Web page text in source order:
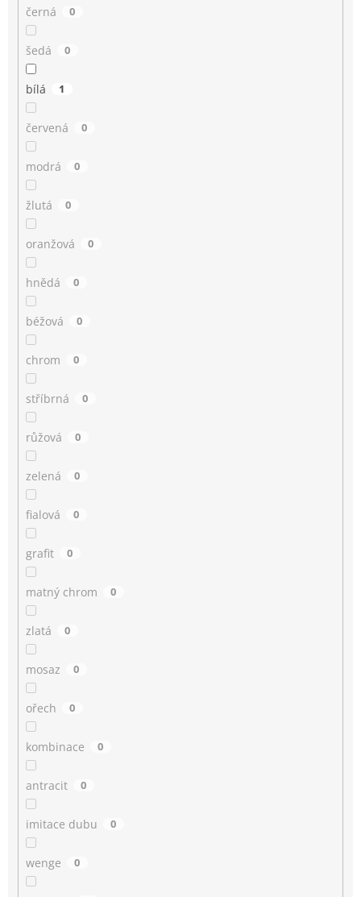
černá 0
šedá 0
bílá 1
červená 0
modrá 0
žlutá 0
oranžová 0
hnědá 0
béžová 0
chrom 0
stříbrná 0
růžová 0
zelená 0
fialová 0
grafit 0
matný chrom 0
zlatá 0
mosaz 0
ořech 0
kombinace 0
antracit 0
imitace dubu 0
wenge 0